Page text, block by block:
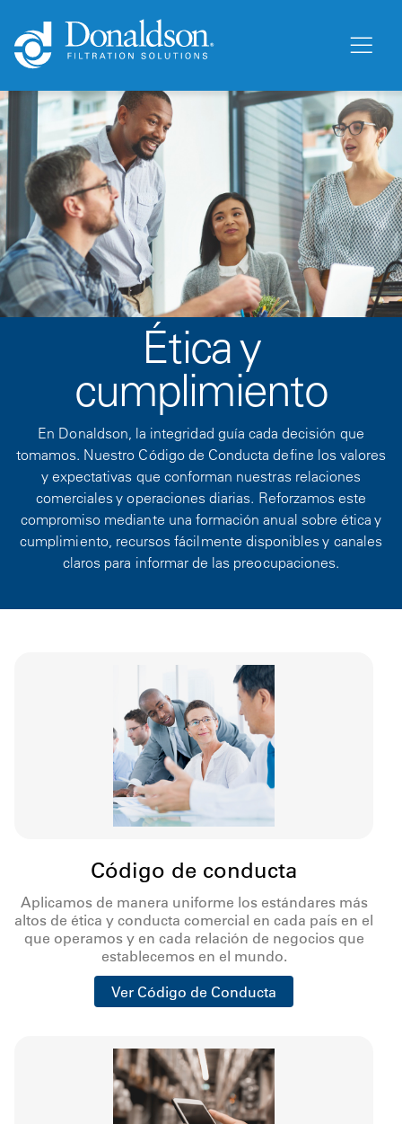
Ética y
cumplimiento
En Donaldson, la integridad guía cada decisión que
tomamos. Nuestro Código de Conducta define los valores
y expectativas que conforman nuestras relaciones
comerciales y operaciones diarias. Reforzamos este
compromiso mediante una formación anual sobre ética y
cumplimiento, recursos fácilmente disponibles y canales
claros para informar de las preocupaciones.
Código de conducta
Aplicamos de manera uniforme los estándares más
altos de ética y conducta comercial en cada país en el
que operamos y en cada relación de negocios que
establecemos en el mundo.
Ver Código de Conducta